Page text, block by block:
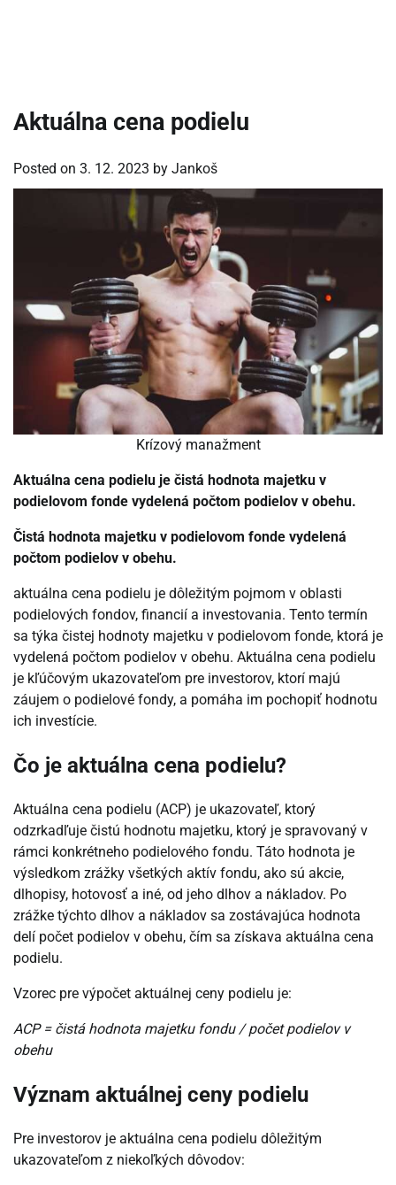
Aktuálna cena podielu
Posted on 3. 12. 2023 by Jankoš
Krízový manažment
Aktuálna cena podielu je čistá hodnota majetku v
podielovom fonde vydelená počtom podielov v obehu.
Čistá hodnota majetku v podielovom fonde vydelená
počtom podielov v obehu.
aktuálna cena podielu je dôležitým pojmom v oblasti
podielových fondov, financií a investovania. Tento termín
sa týka čistej hodnoty majetku v podielovom fonde, ktorá je
vydelená počtom podielov v obehu. Aktuálna cena podielu
je kľúčovým ukazovateľom pre investorov, ktorí majú
záujem o podielové fondy, a pomáha im pochopiť hodnotu
ich investície.
Čo je aktuálna cena podielu?
Aktuálna cena podielu (ACP) je ukazovateľ, ktorý
odzrkadľuje čistú hodnotu majetku, ktorý je spravovaný v
rámci konkrétneho podielového fondu. Táto hodnota je
výsledkom zrážky všetkých aktív fondu, ako sú akcie,
dlhopisy, hotovosť a iné, od jeho dlhov a nákladov. Po
zrážke týchto dlhov a nákladov sa zostávajúca hodnota
delí počet podielov v obehu, čím sa získava aktuálna cena
podielu.
Vzorec pre výpočet aktuálnej ceny podielu je:
ACP = čistá hodnota majetku fondu / počet podielov v
obehu
Význam aktuálnej ceny podielu
Pre investorov je aktuálna cena podielu dôležitým
ukazovateľom z niekoľkých dôvodov: